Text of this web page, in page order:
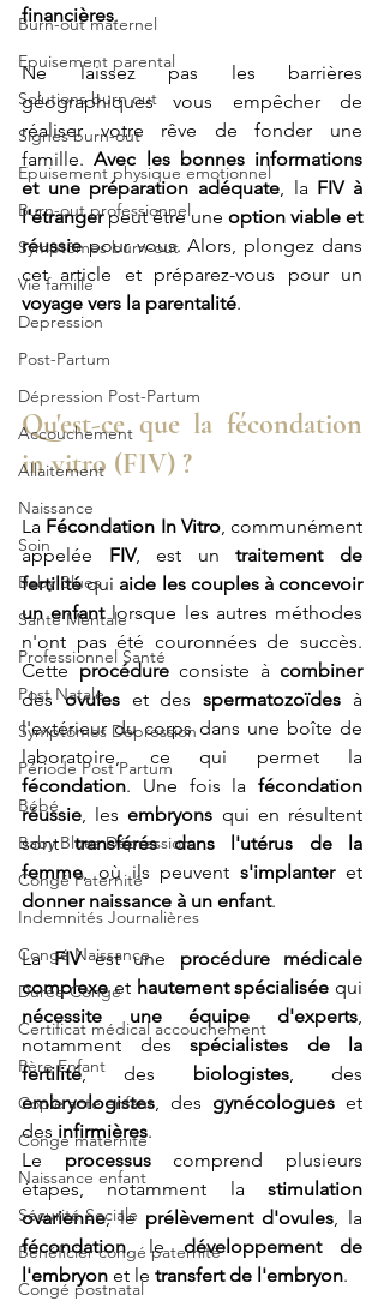
Burn-out maternel
Epuisement parental
Solutions burn out
Signes burn-out
Epuisement physique emotionnel
Burn-out professionnel
Symptômes burn-out
Vie famille
Depression
Post-Partum
Dépression Post-Partum
Accouchement
Allaitement
Naissance
Soin
Baby Blues
Santé Mentale
Professionnel Santé
Post Natale
Symptômes Dépression
Période Post Partum
Bébé
Baby Blues Dépression
Congé Paternité
Indemnités Journalières
Congé Naissance
Durée Congé
Certificat médical accouchement
Père Enfant
Copie acte enfant
Congé maternité
Naissance enfant
Sécurité Sociale
Bénéficier congé paternité
Congé postnatal
financières.
Ne laissez pas les barrières
géographiques vous empêcher de
réaliser votre rêve de fonder une
famille. Avec les bonnes informations
et une préparation adéquate, la FIV à
l'étranger peut être une option viable et
réussie pour vous. Alors, plongez dans
voyage vers la parentalité.
Qu'est-ce que la fécondation
in vitro (FIV) ?
La Fécondation In Vitro, communément
appelée FIV, est un traitement de
fertilité qui aide les couples à concevoir
un enfant lorsque les autres méthodes
n'ont pas été couronnées de succès.
Cette procédure consiste à
combiner
des ovules et des spermatozoïdes à
l'extérieur du corps dans une boîte de
fécondation. Une fois la fécondation
réussie, les embryons qui en résultent
sont transférés dans l'utérus de la
femme, où ils peuvent s'implanter
donner naissance à un enfant.
La FIV est une procédure médicale
complexe et hautement spécialisée
nécessite une équipe d'experts,
notamment des spécialistes de la
fertilité, des biologistes
embryologistes, des gynécologues et
des infirmières.
Le processus comprend plusieurs
étapes, notamment la stimulation
ovarienne, le prélèvement d'ovules
fécondation, le développement de
l'embryon et le transfert de l'embryon.